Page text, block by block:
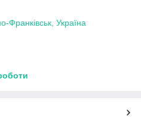
Франківськ, Україна